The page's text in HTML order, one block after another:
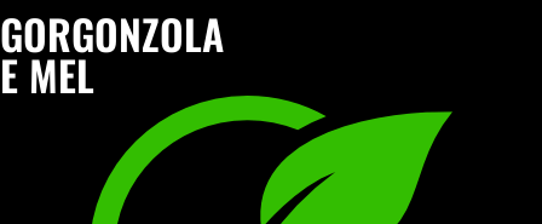
GORGONZOLA
E MEL